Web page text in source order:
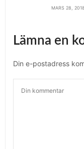
MARS 28,
Lämna en
Din e-postadress